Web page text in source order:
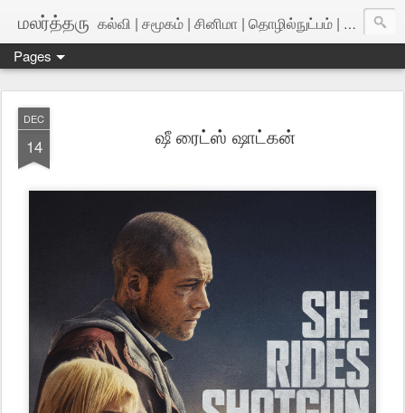
மலர்த்தரு கல்வி | சமூகம் | சினிமா | தொழில்நுட்பம் | அறிவியல்
Pages
DEC
14 ஷீ ரைட்ஸ் ஷாட்கன்